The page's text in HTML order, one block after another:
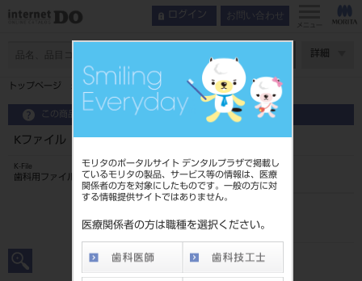
モリタのポータルサイト デンタルプラザで掲載し
ているモリタの製品、サービス等の情報は、医療
関係者の方を対象にしたものです。一般の方に対
する情報提供サイトではありません。
医療関係者の方は職種を選択ください。
ログイン お問い合わせ
メニュー
詳細
トップページ Kファイル 25mm 6入 ＃120
この商品に関するお問い合わせ
Kファイル 25mm 6入 ＃120
K-File
歯科用ファイル
202390061120
JAN/EANコード